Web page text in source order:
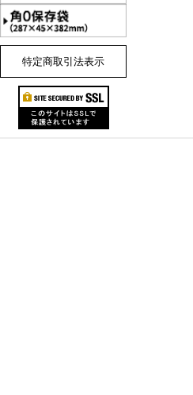
特定商取引法表示